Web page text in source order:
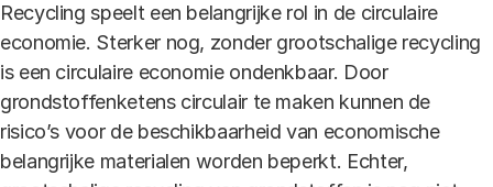
Recycling speelt een belangrijke rol in de circulaire
economie. Sterker nog, zonder grootschalige recycling
is een circulaire economie ondenkbaar. Door
grondstoffenketens circulair te maken kunnen de
risico’s voor de beschikbaarheid van economische
belangrijke materialen worden beperkt. Echter,